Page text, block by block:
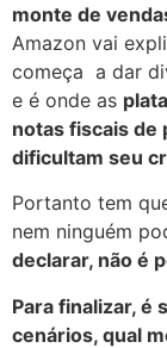
monte de
Amazon vai
começa a dar
e é onde as
notas fiscais de
dificultam seu
Portanto tem
nem ninguém
declarar, não é
Para finalizar, é
cenários, qual